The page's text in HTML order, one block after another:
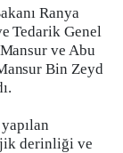
Ranya
Tedarik Genel
ve Abu
Bin Zeyd
derinliği ve